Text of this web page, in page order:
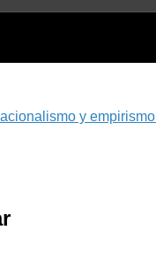
y empirismo